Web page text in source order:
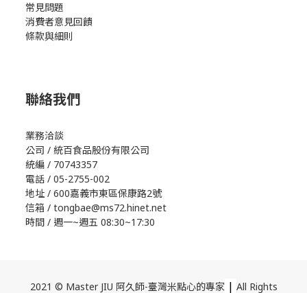
常見問題
消費者意見回饋
條款與細則
聯絡我們
業務洽談
公司 / 統百食品股份有限公司
統編 / 70743357
電話 / 05-2755-002
地址 / 600嘉義市東區保康路2號
信箱 / tongbae@ms72.hinet.net
時間 / 週一~週五 08:30~17:30
2021 © Master JIU 阿久師-臺灣米點心的專家| All Rights